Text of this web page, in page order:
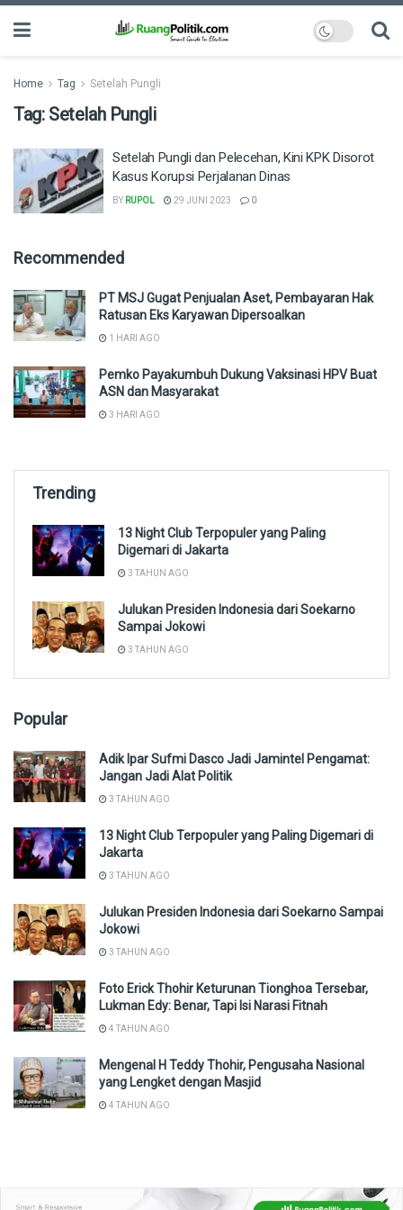
Home Tag Setelah Pungli
Tag: Setelah Pungli
Setelah Pungli dan Pelecehan, Kini KPK Disorot
Kasus Korupsi Perjalanan Dinas
BY RUPOL 29 JUNI 2023 0
Recommended
PT MSJ Gugat Penjualan Aset, Pembayaran Hak
Ratusan Eks Karyawan Dipersoalkan
1 HARI AGO
Pemko Payakumbuh Dukung Vaksinasi HPV Buat
ASN dan Masyarakat
3 HARI AGO
Trending
13 Night Club Terpopuler yang Paling
Digemari di Jakarta
3 TAHUN AGO
Julukan Presiden Indonesia dari Soekarno
Sampai Jokowi
3 TAHUN AGO
Popular
Adik Ipar Sufmi Dasco Jadi Jamintel Pengamat:
Jangan Jadi Alat Politik
3 TAHUN AGO
13 Night Club Terpopuler yang Paling Digemari di
Jakarta
3 TAHUN AGO
Julukan Presiden Indonesia dari Soekarno Sampai
Jokowi
3 TAHUN AGO
Foto Erick Thohir Keturunan Tionghoa Tersebar,
Lukman Edy: Benar, Tapi Isi Narasi Fitnah
4 TAHUN AGO
Mengenal H Teddy Thohir, Pengusaha Nasional
yang Lengket dengan Masjid
4 TAHUN AGO